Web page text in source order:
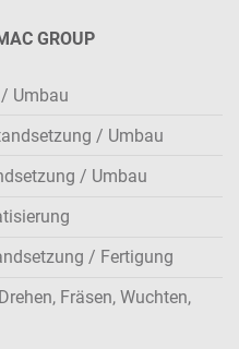
GROUP
Umbau
/ Umbau
/ Umbau
/ Fertigung
Fräsen, Wuchten,